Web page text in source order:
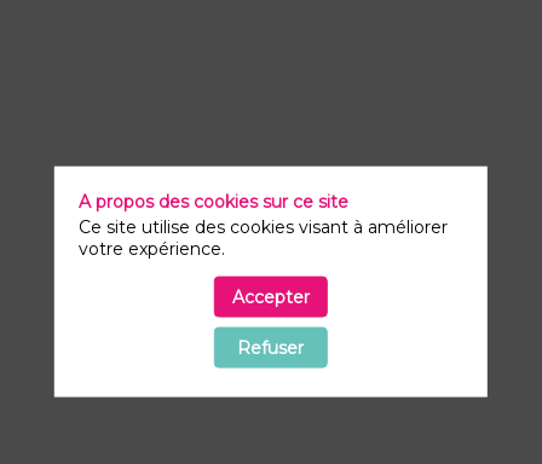
—
15:00
16:00
A propos des cookies sur ce site
Ce site utilise des cookies visant à améliorer
votre expérience.
Accepter
Refuser